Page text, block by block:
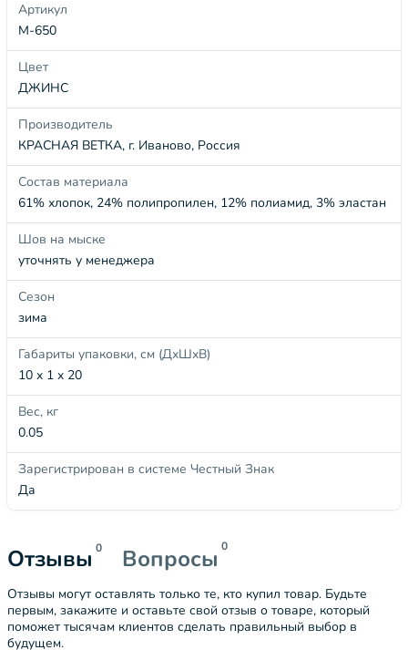
Артикул
М-650
Цвет
ДЖИНС
Производитель
КРАСНАЯ ВЕТКА, г. Иваново, Россия
Состав материала
61% хлопок, 24% полипропилен, 12% полиамид, 3% эластан
Шов на мыске
уточнять у менеджера
Сезон
зима
Габариты упаковки, см (ДхШхВ)
10 x 1 x 20
Вес, кг
0.05
Зарегистрирован в системе Честный Знак
Да
Отзывы 0 Вопросы 0
Отзывы могут оставлять только те, кто купил товар. Будьте
первым, закажите и оставьте свой отзыв о товаре, который
поможет тысячам клиентов сделать правильный выбор в
будущем.